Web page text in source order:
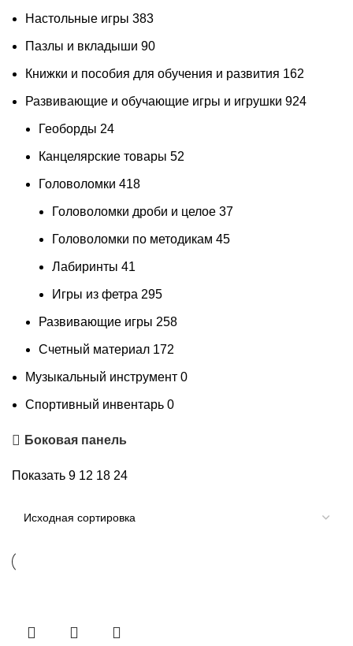
Настольные игры 383
Пазлы и вкладыши 90
Книжки и пособия для обучения и развития 162
Развивающие и обучающие игры и игрушки 924
Геоборды 24
Канцелярские товары 52
Головоломки 418
Головоломки дроби и целое 37
Головоломки по методикам 45
Лабиринты 41
Игры из фетра 295
Развивающие игры 258
Счетный материал 172
Музыкальный инструмент 0
Спортивный инвентарь 0
Боковая панель
Показать 9 12 18 24